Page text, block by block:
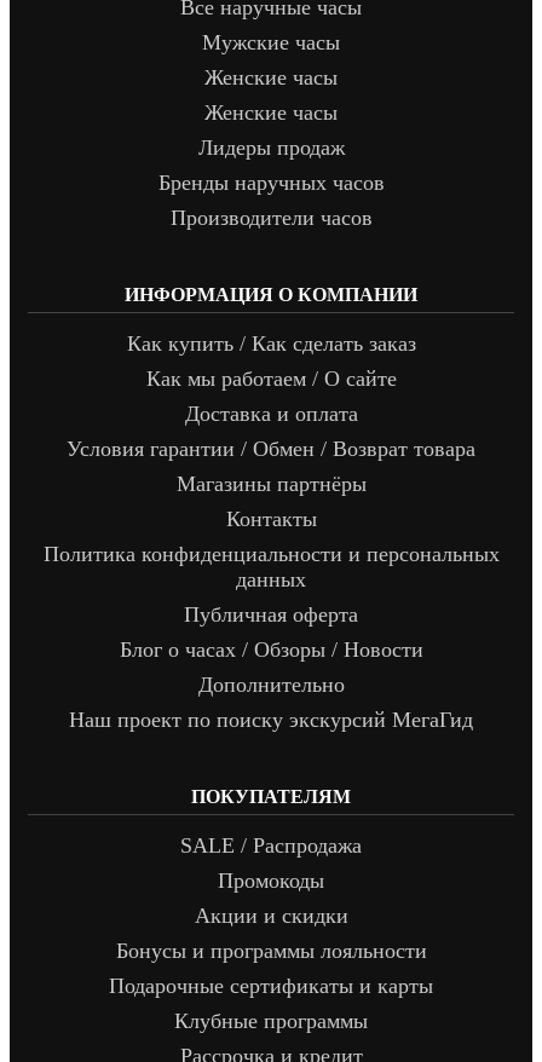
Все наручные часы
Мужские часы
Женские часы
Женские часы
Лидеры продаж
Бренды наручных часов
Производители часов
ИНФОРМАЦИЯ О КОМПАНИИ
Как купить / Как сделать заказ
Как мы работаем / О сайте
Доставка и оплата
Условия гарантии / Обмен / Возврат товара
Магазины партнёры
Контакты
Политика конфиденциальности и персональных
данных
Публичная оферта
Блог о часах / Обзоры / Новости
Дополнительно
Наш проект по поиску экскурсий МегаГид
ПОКУПАТЕЛЯМ
SALE / Распродажа
Промокоды
Акции и скидки
Бонусы и программы лояльности
Подарочные сертификаты и карты
Клубные программы
Рассрочка и кредит